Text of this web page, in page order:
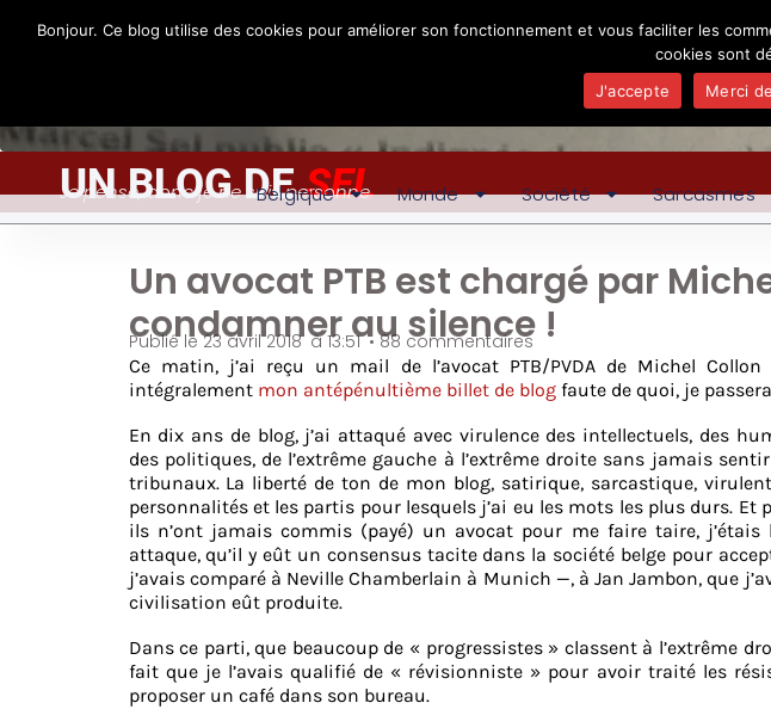
UN BLOG DESEL
Je pense, donc je ne suis personne
Belgique Monde Société Sarcasmes
Un avocat PTB est chargé par
condamner au silence !
Publié le23 avril 2018 à 13:51 •88 commentaires
Ce matin, j’ai reçu un mail de l’avocat PTB/PVDA de Michel
intégralement mon antépénultième billet de blogfaute de quoi, je
En dix ans de blog, j’ai attaqué avec virulence des intellectuels, des
des politiques, de l’extrême gauche à l’extrême droite sans jamais
tribunaux. La liberté de ton de mon blog, satirique, sarcastique,
personnalités et les partis pour lesquels j’ai eu les mots les plus durs. Et
ils n’ont jamais commis (payé) un avocat pour me faire taire,
attaque, qu’il y eût un consensus tacite dans la société belge pour
j’avais comparé à Neville Chamberlain à Munich —, à Jan Jambon, que
civilisation eût produite.
Dans ce parti, que beaucoup de « progressistes » classent à l’extrême
fait que je l’avais qualifié de « révisionniste » pour avoir traité les
proposer un café dans son bureau.
Bonjour. Ce blog utilise des cookies pour améliorer son fonctionnement et vous faciliter les
cookies sont
J'accepte
Merci